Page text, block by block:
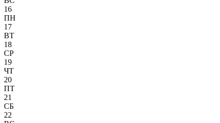
16
ПН
17
ВТ
18
СР
19
ЧТ
20
ПТ
21
СБ
22